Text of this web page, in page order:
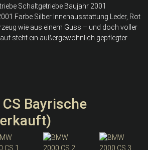
Schaltgetriebe Baujahr 2001
Farbe Silber Innenausstattung Leder, Rot
wie aus einem Guss – und doch voller
steht ein außergewöhnlich gepflegter
Bayrische